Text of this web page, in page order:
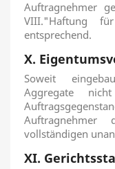
Auftragnehmer
VIII."Haftung
entsprechend.
X.
Soweit
Aggregate
vollständigen
XI.